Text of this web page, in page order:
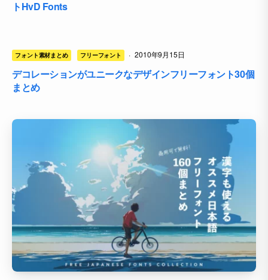
トHvD Fonts
フォント素材まとめ フリーフォント · 2010年9月15日
デコレーションがユニークなデザインフリーフォント30個
まとめ